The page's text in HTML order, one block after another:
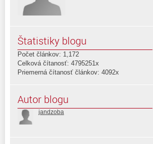
Štatistiky blogu
Počet článkov: 1,172
Celková čítanosť: 4795251x
Priemerná čítanosť článkov: 4092x
Autor blogu
jandzoba